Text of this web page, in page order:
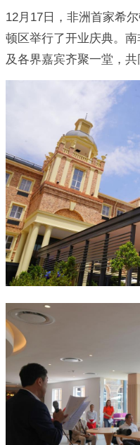
12月17日，非洲首家希
顿区举行了开业庆典。
及各界嘉宾齐聚一堂，共